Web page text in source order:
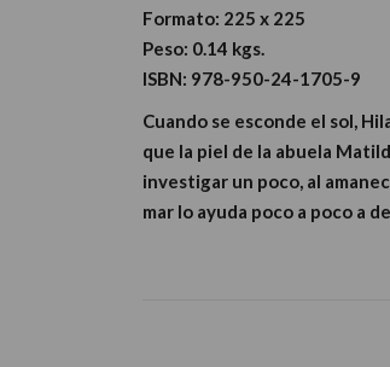
Formato: 225 x 225
Peso: 0.14 kgs.
ISBN: 978-950-24-1705-9
Cuando se esconde el sol,
que la piel de la abuela
investigar un poco, al
mar lo ayuda poco a poco a